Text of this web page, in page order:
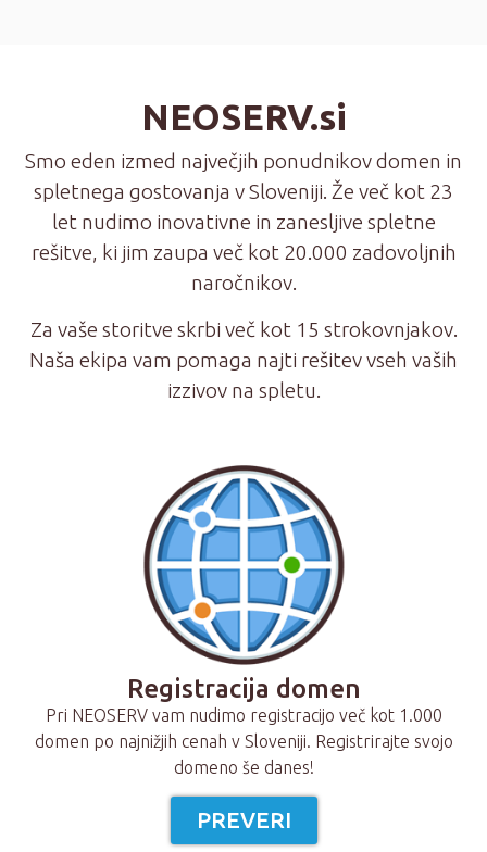
NEOSERV.si
Smo eden izmed največjih ponudnikov domen in
spletnega gostovanja v Sloveniji. Že več kot 23
let nudimo inovativne in zanesljive spletne
rešitve, ki jim zaupa več kot 20.000 zadovoljnih
naročnikov.
Za vaše storitve skrbi več kot 15 strokovnjakov.
Naša ekipa vam pomaga najti rešitev vseh vaših
izzivov na spletu.
Registracija domen
Pri NEOSERV vam nudimo registracijo več kot 1.000
domen po najnižjih cenah v Sloveniji. Registrirajte svojo
domeno še danes!
PREVERI